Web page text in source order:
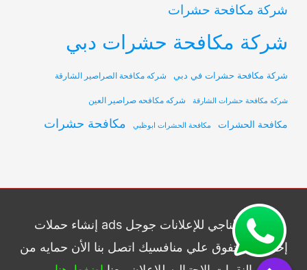
شركة مكافحة حشرات
شركة مكافحة حشرات دبي
شركة مكافحة حشرات في دبي شركه مكافحة الصراصير الشارقة
شركه مكافحة حشرات الشارقة شركه مكافحه صراصير العين
مكافحة الحشرات مكافحة الحشرات ابوظبي مكافحة حشرات
شركة الناجي للإعلانات جوجل ads إنشاء حملات
إحترافيه وتفوق علي منافسيك اتصل بنا الأن حمايه من